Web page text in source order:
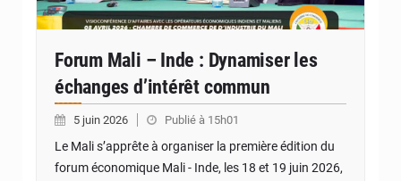
Forum Mali – Inde : Dynamiser les
échanges d’intérêt commun
5 juin 2026 Publié à 15h01
Le Mali s’apprête à organiser la première édition du
forum économique Mali - Inde, les 18 et 19 juin 2026,